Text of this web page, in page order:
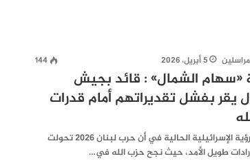
5 أبريل، 2026 144
«سهام الشمال» : قائد بجيش
يقر بفشل تقديراتهم أمام قدرات
تتلخص الرؤية الإسرائيلية الحالية في أن حرب لبنان 2026 تحولت
طويل الأمد، حيث نجح حزب الله في…